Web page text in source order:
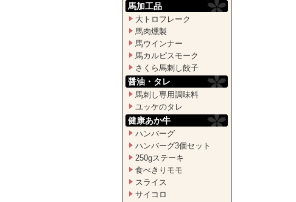
馬加工品
大トロフレーク
馬肉燻製
馬ウインナー
馬カルピスモーク
さくら馬刺し餃子
醤油・タレ
馬刺し専用調味料
ユッケのタレ
健康あか牛
ハンバーグ
ハンバーグ3個セット
250gステーキ
食べきりモモ
スライス
サイコロ